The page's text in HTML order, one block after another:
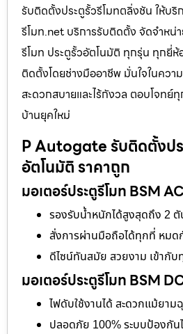
รับติดตั้งประตูรั้วรีโมทตลิ่งชัน ให้บริ
รีโมท.net บริการรับติดตั้ง จัดจำหน่
รีโมท ประตูรั้วอัตโนมัติ ทุกรุ่น ทุกยี่
ติดตั้งโดยช่างมืออาชีพ มั่นใจในคว
สะดวกสบายและไร้กังวล ตอบโจทย์
บ้านยุคใหม่
P Autogate รับติดตั้งปร
อัตโนมัติ ราคาถูก
มอเตอร์ประตูรีโมท BSM AC
รองรับน้ำหนักได้สูงสุดถึง 2
สั่งการผ่านมือถือได้ทุกที่ หม
ดีไซน์ทันสมัย สวยงาม เข้ากับ
มอเตอร์ประตูรีโมท BSM
ไฟดับใช้งานได้ สะดวกแม้ยาม
ปลอดภัย 100% ระบบป้องกัน